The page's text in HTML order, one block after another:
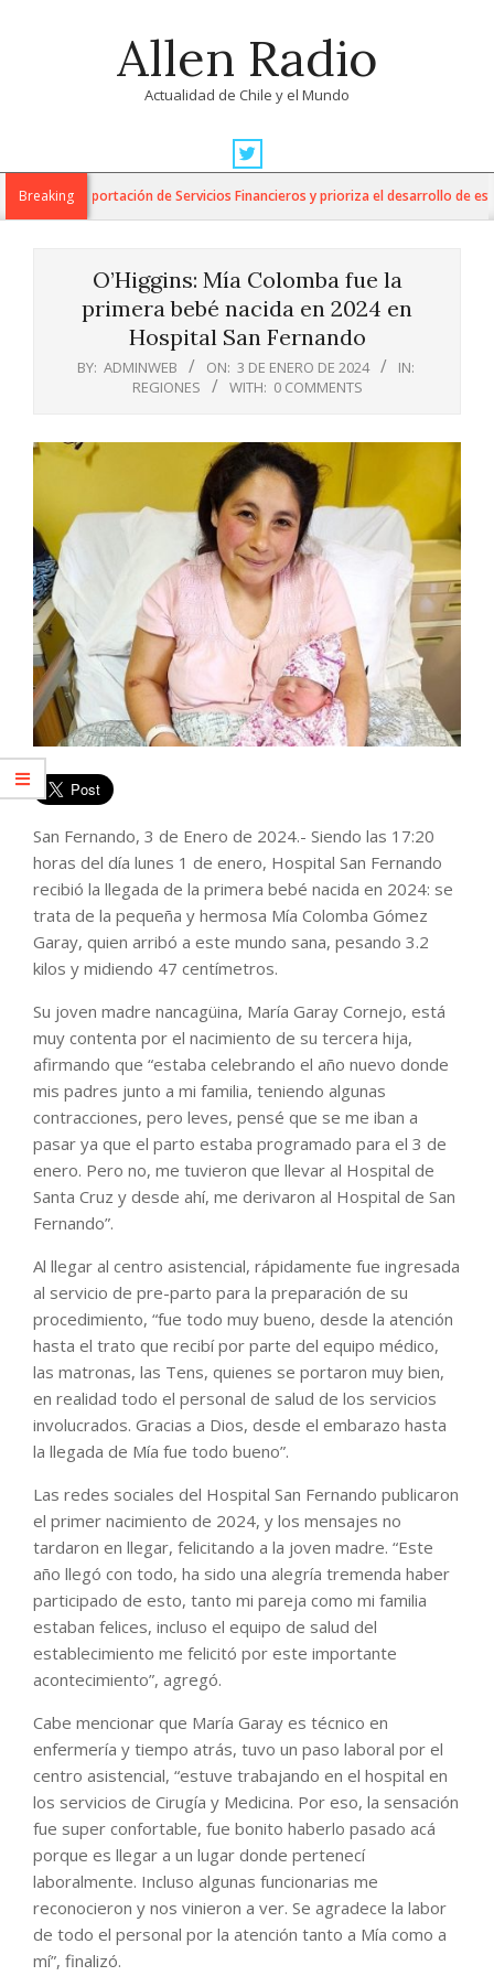
Allen Radio
Actualidad de Chile y el Mundo
Navigation
MenuBreaking
para la Exportación de Servicios Financieros y prioriza el desarrollo de esta
O’Higgins: Mía Colomba fue la
primera bebé nacida en 2024 en
Hospital San Fernando
BY: ADMINWEB ON: 3 DE ENERO DE 2024
IN:
REGIONES
WITH: 0 COMMENTS
San Fernando, 3 de Enero de 2024.- Siendo las 17:20
horas del día lunes 1 de enero, Hospital San Fernando
recibió la llegada de la primera bebé nacida en 2024: se
trata de la pequeña y hermosa Mía Colomba Gómez
Garay, quien arribó a este mundo sana, pesando 3.2
kilos y midiendo 47 centímetros.
Su joven madre nancagüina, María Garay Cornejo, está
muy contenta por el nacimiento de su tercera hija,
afirmando que “estaba celebrando el año nuevo donde
mis padres junto a mi familia, teniendo algunas
contracciones, pero leves, pensé que se me iban a
pasar ya que el parto estaba programado para el 3 de
enero. Pero no, me tuvieron que llevar al Hospital de
Santa Cruz y desde ahí, me derivaron al Hospital de San
Fernando”.
Al llegar al centro asistencial, rápidamente fue ingresada
al servicio de pre-parto para la preparación de su
procedimiento, “fue todo muy bueno, desde la atención
hasta el trato que recibí por parte del equipo médico,
las matronas, las Tens, quienes se portaron muy bien,
en realidad todo el personal de salud de los servicios
involucrados. Gracias a Dios, desde el embarazo hasta
la llegada de Mía fue todo bueno”.
Las redes sociales del Hospital San Fernando publicaron
el primer nacimiento de 2024, y los mensajes no
tardaron en llegar, felicitando a la joven madre. “Este
año llegó con todo, ha sido una alegría tremenda haber
participado de esto, tanto mi pareja como mi familia
estaban felices, incluso el equipo de salud del
establecimiento me felicitó por este importante
acontecimiento”, agregó.
Cabe mencionar que María Garay es técnico en
enfermería y tiempo atrás, tuvo un paso laboral por el
centro asistencial, “estuve trabajando en el hospital en
los servicios de Cirugía y Medicina. Por eso, la sensación
fue super confortable, fue bonito haberlo pasado acá
porque es llegar a un lugar donde pertenecí
laboralmente. Incluso algunas funcionarias me
reconocieron y nos vinieron a ver. Se agradece la labor
de todo el personal por la atención tanto a Mía como a
mí”, finalizó.